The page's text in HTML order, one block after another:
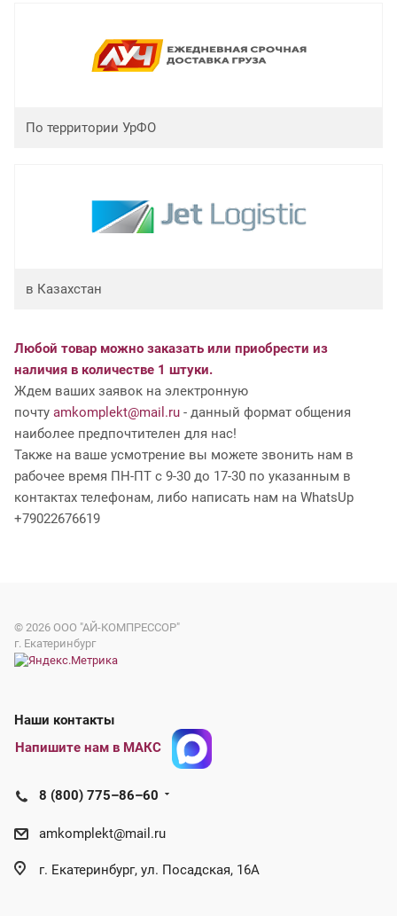
По территории УрФО
в Казахстан
Любой товар можно заказать или приобрести из
наличия в количестве 1 штуки.
Ждем ваших заявок на электронную
почту amkomplekt@mail.ru - данный формат общения
наиболее предпочтителен для нас!
Также на ваше усмотрение вы можете звонить нам в
рабочее время ПН-ПТ с 9-30 до 17-30 по указанным в
контактах телефонам, либо написать нам на WhatsUp
+79022676619
© 2026 ООО "АЙ-КОМПРЕССОР"
г. Екатеринбург
Наши контакты
Напишите нам в МАКС
8 (800) 775–86–60
amkomplekt@mail.ru
г. Екатеринбург, ул. Посадская, 16А